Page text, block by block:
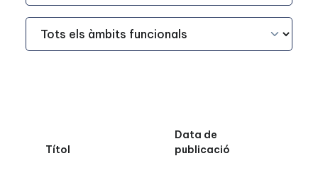
Àmbit Funcional
Títol
Data de
publicació